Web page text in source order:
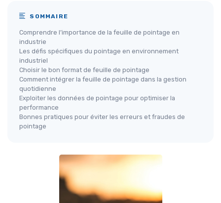
SOMMAIRE
Comprendre l’importance de la feuille de pointage en
industrie
Les défis spécifiques du pointage en environnement
industriel
Choisir le bon format de feuille de pointage
Comment intégrer la feuille de pointage dans la gestion
quotidienne
Exploiter les données de pointage pour optimiser la
performance
Bonnes pratiques pour éviter les erreurs et fraudes de
pointage